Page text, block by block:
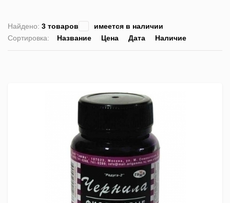
Найдено: 3 товаров
имеется в наличии
Сортировка:
Название Цена Дата Наличие